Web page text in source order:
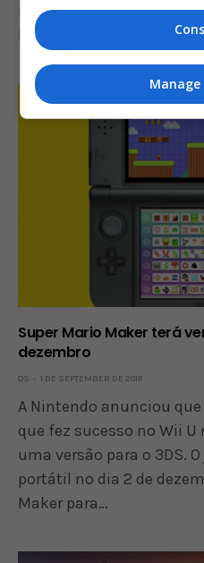
mas chegará em algum
lançamento do remake
Super Mario Maker terá
dezembro
OS 1 DE SEPTEMBER DE 2016
A Nintendo anunciou
que fez sucesso no Wii U
uma versão para o 3DS.
portátil no dia 2 de
Maker para…